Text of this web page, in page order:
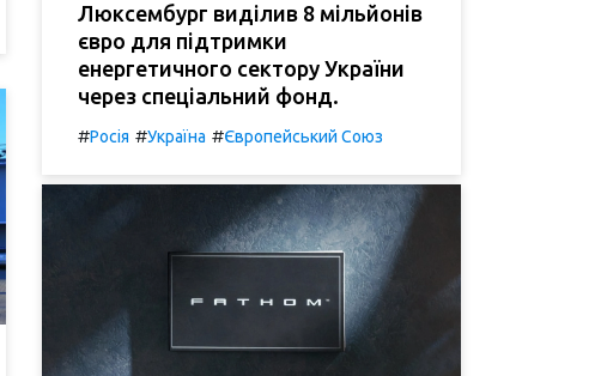
Люксембург виділив 8 мільйонів
євро для підтримки
енергетичного сектору України
через спеціальний фонд.
#Росія #Україна #Європейський Союз